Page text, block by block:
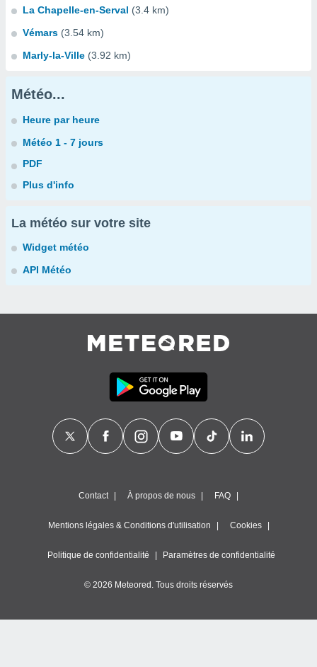
La Chapelle-en-Serval (3.4 km)
Vémars (3.54 km)
Marly-la-Ville (3.92 km)
Météo...
Heure par heure
Météo 1 - 7 jours
PDF
Plus d'info
La météo sur votre site
Widget météo
API Météo
Contact À propos de nous FAQ
Mentions légales & Conditions d'utilisation Cookies
Politique de confidentialité Paramètres de confidentialité
© 2026 Meteored. Tous droits réservés